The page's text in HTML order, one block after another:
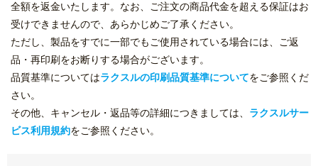
全額を返金いたします。なお、ご注文の商品代金を超える保証はお
受けできませんので、あらかじめご了承ください。
ただし、製品をすでに一部でもご使用されている場合には、ご返
品・再印刷をお断りする場合がございます。
品質基準についてはラクスルの印刷品質基準についてをご参照くだ
さい。
その他、キャンセル・返品等の詳細につきましては、 ラクスルサー
ビス利用規約をご参照ください。